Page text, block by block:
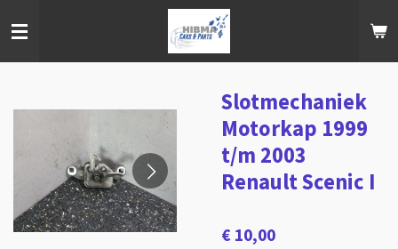
direct
Slotmechaniek
Motorkap 1999
t/m 2003
Renault Scenic I
€ 10,00